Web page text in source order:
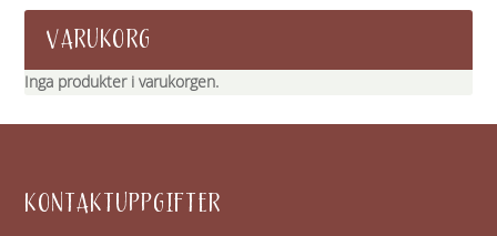
VARUKORG
Inga produkter i varukorgen.
KONTAKTUPPGIFTER